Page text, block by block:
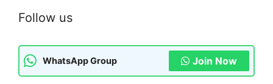
Follow us
WhatsApp Group Join Now